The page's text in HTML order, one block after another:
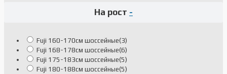
На рост -
Fuji 160-170см шоссейные(3)
Fuji 168-178см шоссейные(6)
Fuji 175-183см шоссейные(5)
Fuji 180-188см шоссейные(5)